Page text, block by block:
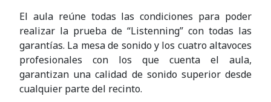
El aula reúne todas las condiciones para poder
realizar la prueba de “Listenning” con todas las
garantías. La mesa de sonido y los cuatro altavoces
profesionales con los que cuenta el aula,
garantizan una calidad de sonido superior desde
cualquier parte del recinto.